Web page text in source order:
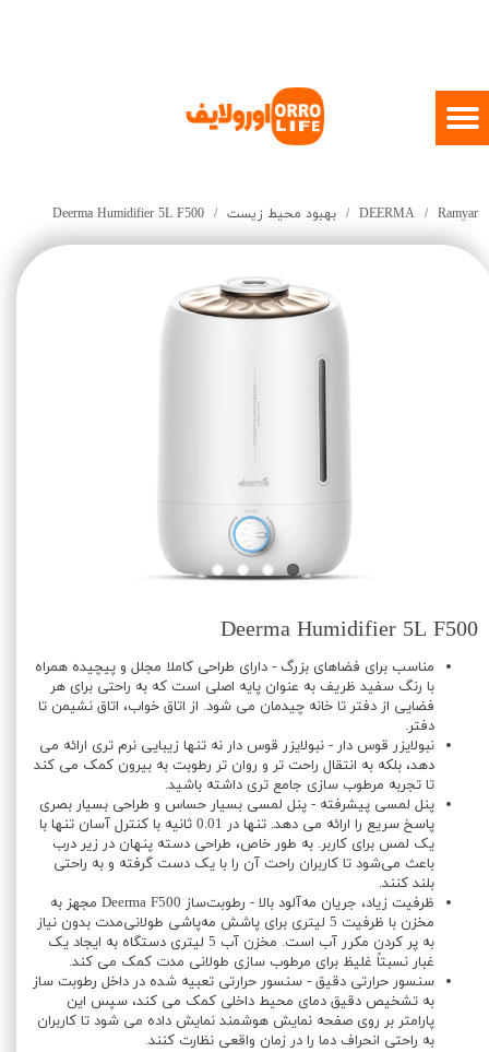
Ramyar
DEERMA بهبود محیط زیست Deerma Humidifier 5L F500
Deerma Humidifier 5L F500
مناسب برای فضاهای بزرگ - دارای طراحی کاملا مجلل و پیچیده همراه
با رنگ سفید ظریف به عنوان پایه اصلی است که به راحتی برای هر
فضایی از دفتر تا خانه چیدمان می شود. از اتاق خواب، اتاق نشیمن تا
دفتر.
نبولایزر قوس دار - نبولایزر قوس دار نه تنها زیبایی نرم تری ارائه می
دهد، بلکه به انتقال راحت تر و روان تر رطوبت به بیرون کمک می کند
تا تجربه مرطوب سازی جامع تری داشته باشید.
پنل لمسی پیشرفته - پنل لمسی بسیار حساس و طراحی بسیار بصری
پاسخ سریع را ارائه می دهد. تنها در 0.01 ثانیه با کنترل آسان تنها با
یک لمس برای کاربر. به طور خاص، طراحی دسته پنهان در زیر درب
باعث می‌شود تا کاربران راحت آن را با یک دست گرفته و به راحتی
بلند کنند.
ظرفیت زیاد، جریان مه‌آلود بالا - رطوبت‌ساز Deerma F500 مجهز به
مخزن با ظرفیت 5 لیتری برای پاشش مه‌پاشی طولانی‌مدت بدون نیاز
به پر کردن مکرر آب است. مخزن آب 5 لیتری دستگاه به ایجاد یک
غبار نسبتاً غلیظ برای مرطوب سازی طولانی مدت کمک می کند.
سنسور حرارتی دقیق - سنسور حرارتی تعبیه شده در داخل رطوبت ساز
به تشخیص دقیق دمای محیط داخلی کمک می کند، سپس این
پارامتر بر روی صفحه نمایش هوشمند نمایش داده می شود تا کاربران
به راحتی انحراف دما را در زمان واقعی نظارت کنند.